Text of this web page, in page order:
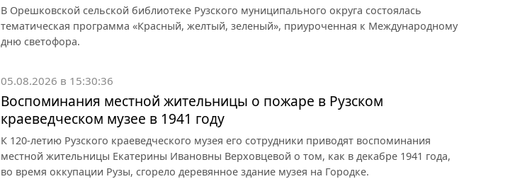
В Орешковской сельской библиотеке Рузского муниципального округа состоялась
тематическая программа «Красный, желтый, зеленый», приуроченная к Международному
дню светофора.
05.08.2026 в 15:30:36
Воспоминания местной жительницы о пожаре в Рузском
краеведческом музее в 1941 году
К 120-летию Рузского краеведческого музея его сотрудники приводят воспоминания
местной жительницы Екатерины Ивановны Верховцевой о том, как в декабре 1941 года,
во время оккупации Рузы, сгорело деревянное здание музея на Городке.